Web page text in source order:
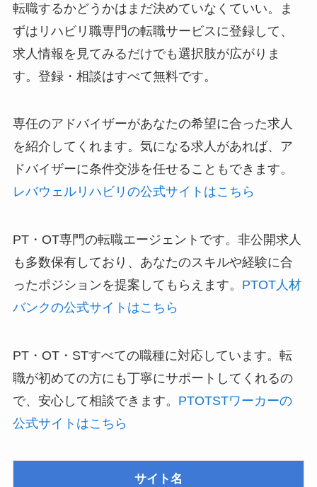
転職するかどうかはまだ決めていなくていい。ま
ずはリハビリ職専門の転職サービスに登録して、
求人情報を見てみるだけでも選択肢が広がりま
す。登録・相談はすべて無料です。
専任のアドバイザーがあなたの希望に合った求人
を紹介してくれます。気になる求人があれば、ア
ドバイザーに条件交渉を任せることもできます。
レバウェルリハビリの公式サイトはこちら
PT・OT専門の転職エージェントです。非公開求人
も多数保有しており、あなたのスキルや経験に合
ったポジションを提案してもらえます。 PTOT人材
バンクの公式サイトはこちら
PT・OT・STすべての職種に対応しています。転
職が初めての方にも丁寧にサポートしてくれるの
で、安心して相談できます。 PTOTSTワーカーの
公式サイトはこちら
サイト名